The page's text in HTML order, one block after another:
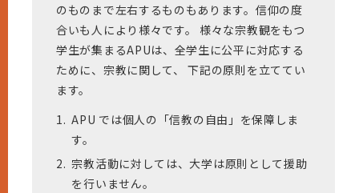
のものまで左右するものもあります。信仰の度
合いも人により様々です。 様々な宗教観をもつ
学生が集まるAPUは、全学生に公平に対応する
ために、宗教に関して、 下記の原則を立ててい
ます。
1. APU では個人の「信教の自由」を保障しま
す。
2. 宗教活動に対しては、大学は原則として援助
を行いません。